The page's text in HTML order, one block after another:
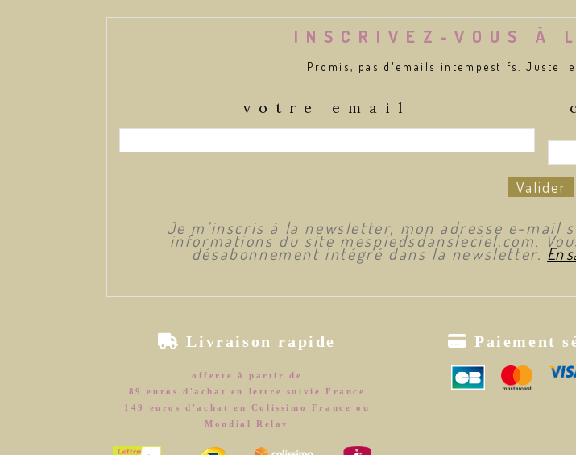
INSCRIVEZ-VOUS À
Promis, pas d'emails intempestifs. Juste
votre email
Valider
Je m’inscris à la newsletter, mon adresse e-
informations du site mespiedsdansleciel.com.
désabonnement intégré dans la newsletter. En
Livraison rapide
offerte à partir de
89 euros d'achat en lettre suivie France
149 euros d'achat en Colissimo France ou
Mondial Relay
 Paiement